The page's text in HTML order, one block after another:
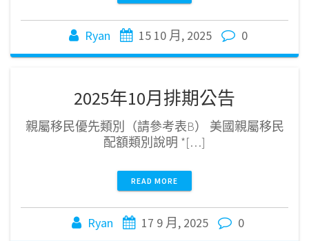
Ryan 15 10 月, 2025 0
2025年10月排期公告
親屬移民優先類別（請參考表B） 美國親屬移民
配額類別說明 *[…]
READ MORE
Ryan 17 9 月, 2025 0